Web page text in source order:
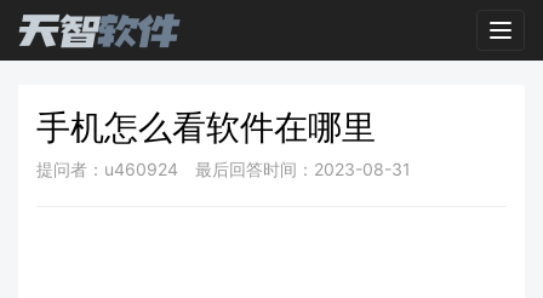
手机怎么看软件在哪里
提问者：u460924 最后回答时间：2023-08-31